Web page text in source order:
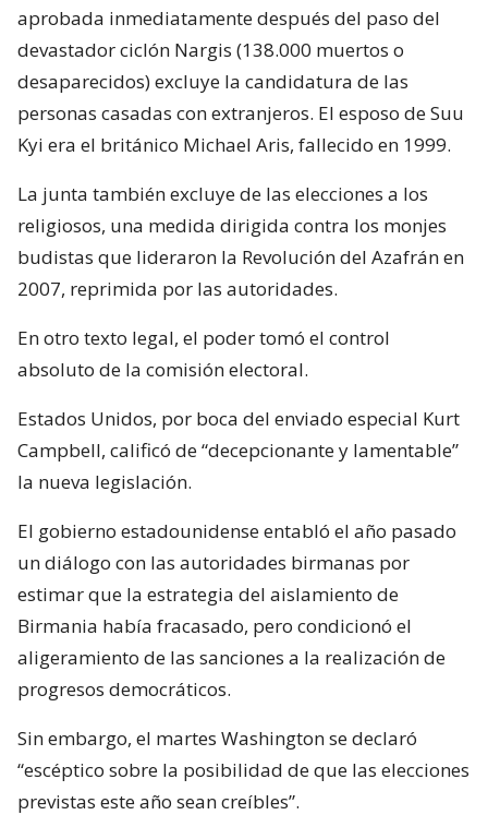
aprobada inmediatamente después del paso del
devastador ciclón Nargis (138.000 muertos o
desaparecidos) excluye la candidatura de las
personas casadas con extranjeros. El esposo de Suu
Kyi era el británico Michael Aris, fallecido en 1999.
La junta también excluye de las elecciones a los
religiosos, una medida dirigida contra los monjes
budistas que lideraron la Revolución del Azafrán en
2007, reprimida por las autoridades.
En otro texto legal, el poder tomó el control
absoluto de la comisión electoral.
Estados Unidos, por boca del enviado especial Kurt
Campbell, calificó de “decepcionante y lamentable”
la nueva legislación.
El gobierno estadounidense entabló el año pasado
un diálogo con las autoridades birmanas por
estimar que la estrategia del aislamiento de
Birmania había fracasado, pero condicionó el
aligeramiento de las sanciones a la realización de
progresos democráticos.
Sin embargo, el martes Washington se declaró
“escéptico sobre la posibilidad de que las elecciones
previstas este año sean creíbles”.